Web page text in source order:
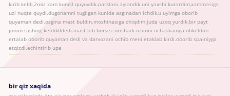
kirib keldi,2miz xam kungil quyuvdik.parklani aylandik.uni yaxshi kurardim,xammasiga
uzi nuqta quydi.dugonamni tugilgan kunida azginadan ichdik,u uyimga oborib
quyaman dedi.ozgina mast buldin.moshinasiga chiqdim.juda uzoq yurdik.bir payt
jonim tushing keldik0dedi.mast b.b borsez urishadi.uzimni uchaskamga obkeldim
ertalab oborib quyaman dedi va darvozani ochib meni etaklab kirdi.oborib spalniyga
etqizdi.echintirib upa
bir qiz xaqida